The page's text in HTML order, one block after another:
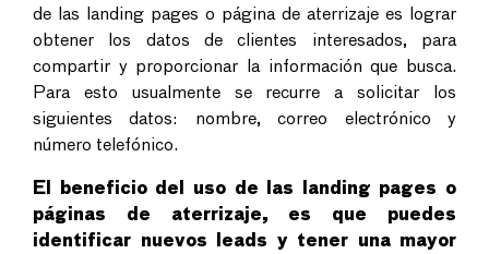
de las landing pages o página de aterrizaje es lograr
obtener los datos de clientes interesados, para
compartir y proporcionar la información que busca.
Para esto usualmente se recurre a solicitar los
siguientes datos: nombre, correo electrónico y
número telefónico.
El beneficio del uso de las landing pages o
páginas de aterrizaje, es que puedes
identificar nuevos leads y tener una mayor